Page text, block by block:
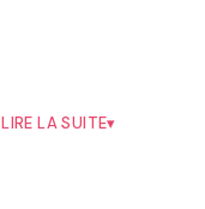
LIRE LA SUITE▾